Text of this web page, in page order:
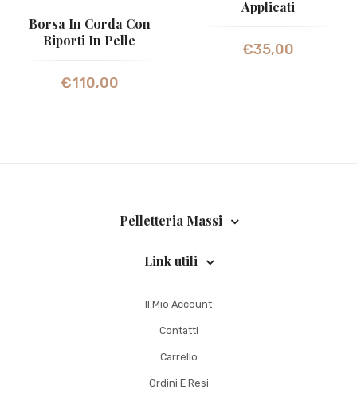
Borsa In Corda Con
Riporti In Pelle
€110,00
Applicati
€35,00
Pelletteria Massi
Link utili
Il Mio Account
Contatti
Carrello
Ordini E Resi